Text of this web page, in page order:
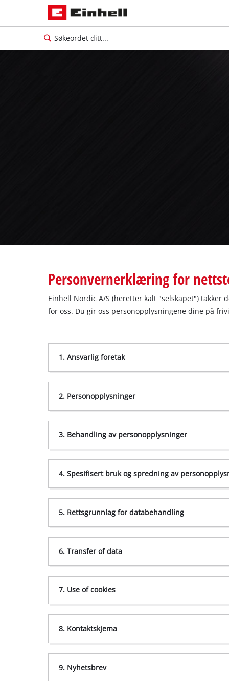
Personvernerklæring for
Einhell Nordic A/S (heretter kalt "selskapet") takker
for oss. Du gir oss personopplysningene dine på
1. Ansvarlig foretak
service-no@einhell.com
2. Personopplysninger
3. Behandling av personopplysninger
4. Spesifisert bruk og spredning av
5. Rettsgrunnlag for databehandling
6. Transfer of data
7. Use of cookies
8. Kontaktskjema
9. Nyhetsbrev